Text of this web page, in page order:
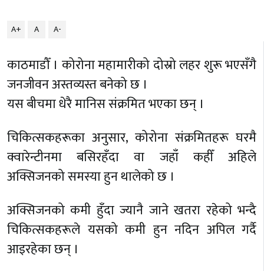
A+ A A-
काठमाडौँ । कोरोना महामारीको दोस्रो लहर शुरू भएसँगै
जनजीवन अस्तव्यस्त बनेको छ ।
यस बीचमा धेरै मानिस संक्रमित भएका छन् ।
चिकित्सकहरूका अनुसार, कोरोना संक्रमितहरू घरमै
क्वारेन्टीनमा बसिरहँदा वा जहाँ कहीँ अहिले
अक्सिजनको समस्या हुन थालेको छ ।
अक्सिजनको कमी हुँदा ज्यानै जाने खतरा रहेको भन्दै
चिकित्सकहरूले यसको कमी हुन नदिन अपिल गर्दै
आइरहेका छन् ।